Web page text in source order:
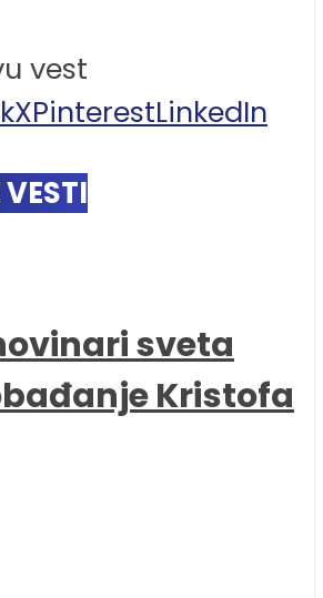
vest
XPinterestLinkedIn
sveta
Kristofa